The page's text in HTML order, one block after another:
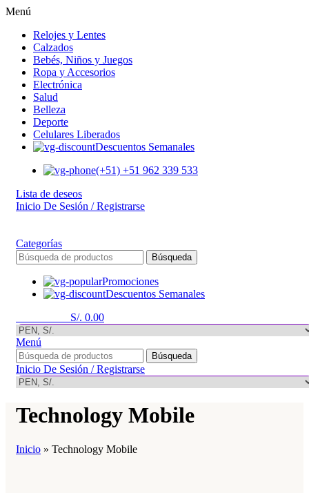
Menú
Relojes y Lentes
Calzados
Bebés, Niños y Juegos
Ropa y Accesorios
Electrónica
Salud
Belleza
Deporte
Celulares Liberados
Descuentos Semanales
(+51) +51 962 339 533
Lista de deseos
Inicio De Sesión / Registrarse
Categorías
Búsqueda
Promociones
Descuentos Semanales
S/. 0.00
Menú
Búsqueda
Inicio De Sesión / Registrarse
Technology Mobile
Inicio » Technology Mobile